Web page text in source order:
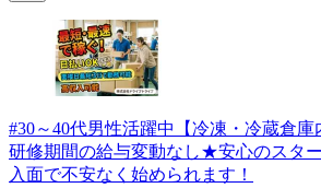
#30～40代男性活躍中【冷凍・冷蔵倉庫
研修期間の給与変動なし★安心のスタ
入面で不安なく始められます！